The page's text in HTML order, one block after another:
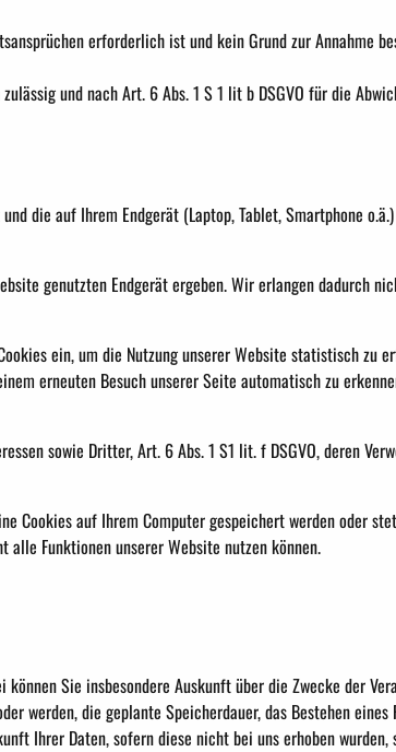
erforderlich ist und kein Grund zur Annahme
und nach Art. 6 Abs. 1 S 1 lit b DSGVO für die
die auf Ihrem Endgerät (Laptop, Tablet, Smartphone
genutzten Endgerät ergeben. Wir erlangen dadurch
ein, um die Nutzung unserer Website statistisch zu
erneuten Besuch unserer Seite automatisch zu
sowie Dritter, Art. 6 Abs. 1 S1 lit. f DSGVO, deren
Cookies auf Ihrem Computer gespeichert werden oder
alle Funktionen unserer Website nutzen können.
Sie insbesondere Auskunft über die Zwecke der
werden, die geplante Speicherdauer, das Bestehen
Ihrer Daten, sofern diese nicht bei uns erhoben